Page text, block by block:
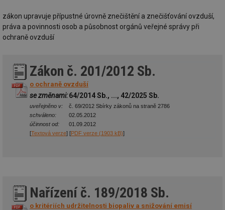
zákon upravuje přípustné úrovně znečištění a znečišťování ovzduší,
práva a povinnosti osob a působnost orgánů veřejné správy při
ochraně ovzduší
Zákon č. 201/2012 Sb.
o ochraně ovzduší
se změnami:64/2014 Sb., ..., 42/2025 Sb.
uveřejněno v:
č. 69/2012 Sbírky zákonů na straně 2786
schváleno:
02.05.2012
účinnost od:
01.09.2012
[Textová verze] [PDF verze (1903 kB)]
Nařízení č. 189/2018 Sb.
o kritériích udržitelnosti biopaliv a snižování emisí